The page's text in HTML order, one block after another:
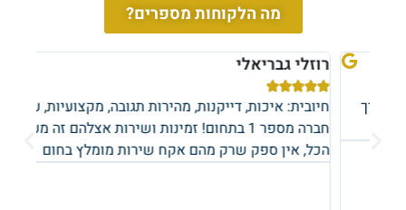
מה הלקוחות מספרים?
רוזלי גבריאלי


חיובית: איכות, דייקנות, מהירות תגובה, מקצועיות, ערך
חברה מספר 1 בתחום! זמינות ושירות אצלהם זה מעל
הכל, אין ספק שרק מהם אקח שירות מומלץ בחום